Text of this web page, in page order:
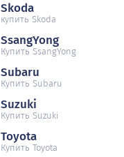
Skoda
купить Skoda
SsangYong
Купить SsangYong
Subaru
Купить Subaru
Suzuki
Купить Suzuki
Toyota
Купить Toyota